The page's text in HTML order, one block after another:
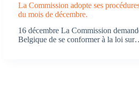
La Commission adopte ses
du mois de décembre.
16 décembre La Commission
Belgique de se conformer à la loi